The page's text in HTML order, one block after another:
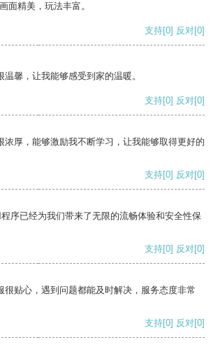
面精美，玩法丰富。
支持[0] 反对[0]
馨，让我能够感受到家的温暖。
支持[0] 反对[0]
浓厚，能够激励我不断学习，让我能够取得更好的
支持[0] 反对[0]
序已经为我们带来了无限的流畅体验和安全性保
支持[0] 反对[0]
很贴心，遇到问题都能及时解决，服务态度非常
支持[0] 反对[0]